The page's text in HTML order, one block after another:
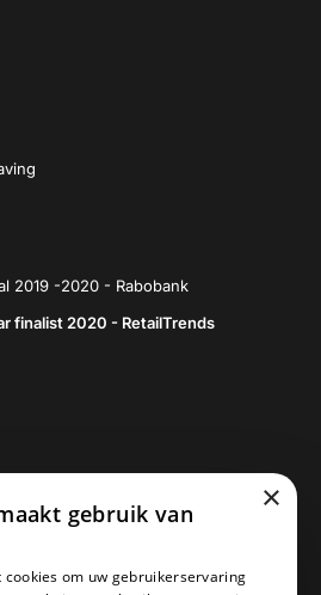
2019 -2020 - Rabobank
finalist 2020 - RetailTrends
5076SV Haaren
×
gebruik van
om uw gebruikerservaring